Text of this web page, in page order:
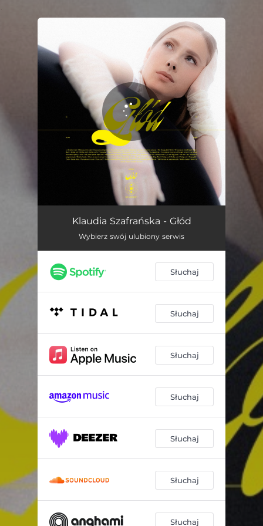
02:46
Klaudia Szafrańska - Głód
Wybierz swój ulubiony serwis
Słuchaj
Słuchaj
Słuchaj
Słuchaj
Słuchaj
Słuchaj
Słuchaj